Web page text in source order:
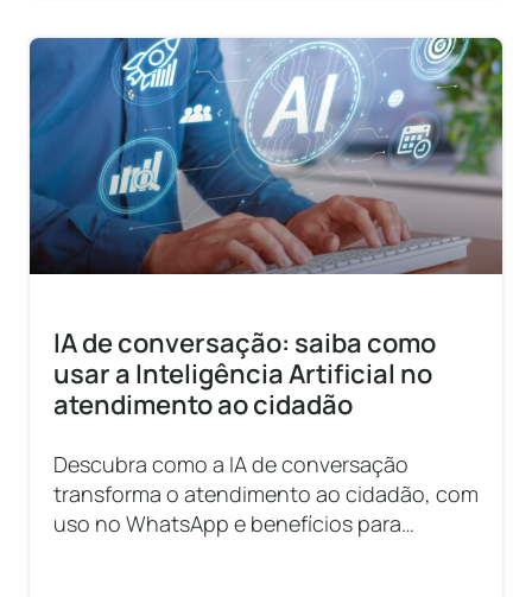
IA de conversação: saiba como
usar a Inteligência Artificial no
atendimento ao cidadão
Descubra como a IA de conversação
transforma o atendimento ao cidadão, com
uso no WhatsApp e benefícios para